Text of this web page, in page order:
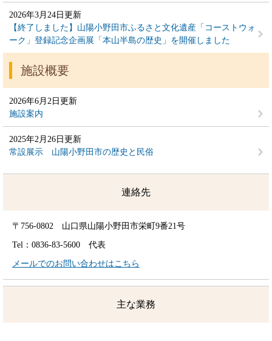
2026年3月24日更新
【終了しました】山陽小野田市ふるさと文化遺産「コーストウォ
ーク」登録記念企画展「本山半島の歴史」を開催しました
施設概要
2026年6月2日更新
施設案内
2025年2月26日更新
常設展示 山陽小野田市の歴史と民俗
連絡先
〒756-0802 山口県山陽小野田市栄町9番21号
Tel：0836-83-5600 代表
メールでのお問い合わせはこちら
主な業務